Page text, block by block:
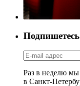
Раз в неделю мы
в Санкт-